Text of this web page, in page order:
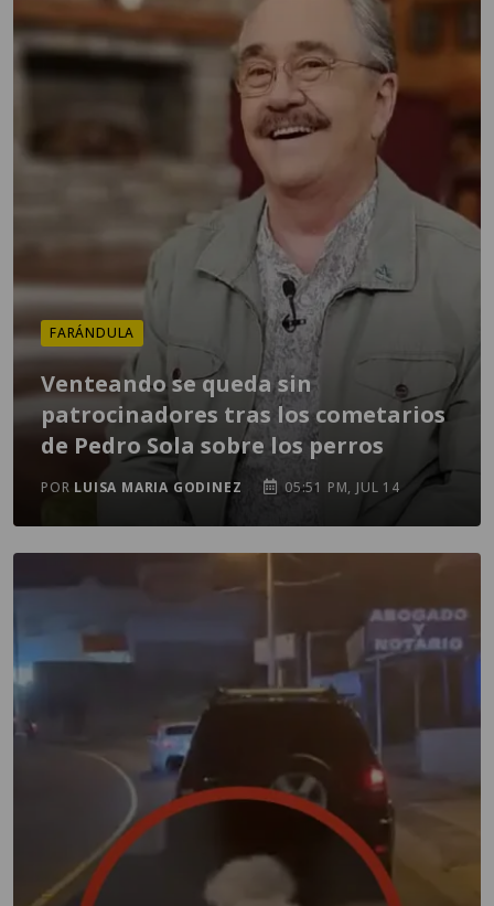
FARÁNDULA
Venteando se queda sin
patrocinadores tras los cometarios
de Pedro Sola sobre los perros
POR LUISA MARIA GODINEZ 05:51 PM, JUL 14